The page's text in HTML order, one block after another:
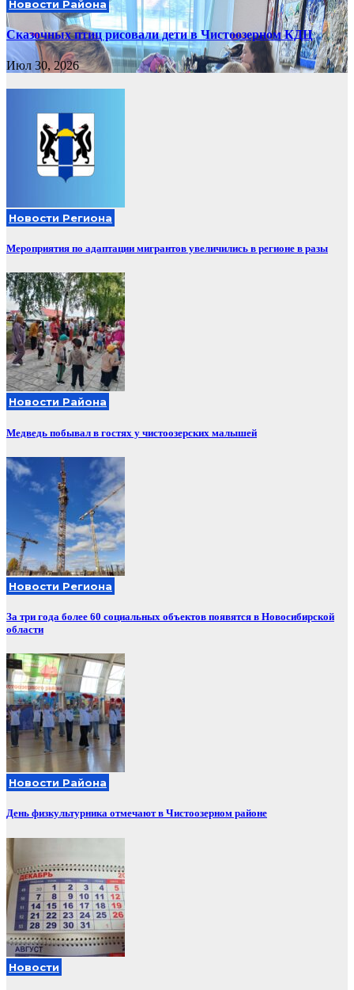
Новости Района
Сказочных птиц рисовали дети в Чистоозерном КДЦ
Июл 30, 2026
Новости Региона
Мероприятия по адаптации мигрантов увеличились в регионе в разы
Новости Района
Медведь побывал в гостях у чистоозерских малышей
Новости Региона
За три года более 60 социальных объектов появятся в Новосибирской
области
Новости Района
День физкультурника отмечают в Чистоозерном районе
Новости